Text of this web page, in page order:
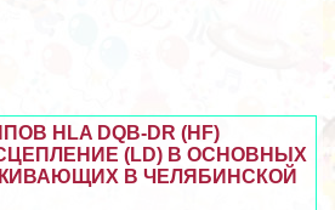
HLA DQB-DR (HF)
(LD) В ОСНОВНЫХ
В ЧЕЛЯБИНСКОЙ